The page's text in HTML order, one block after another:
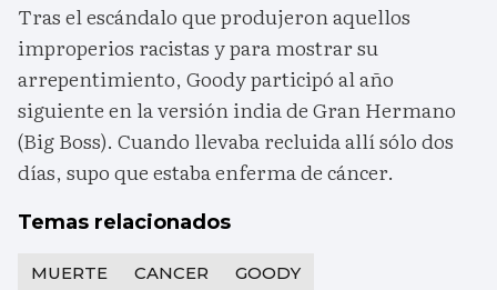
Tras el escándalo que produjeron aquellos
improperios racistas y para mostrar su
arrepentimiento, Goody participó al año
siguiente en la versión india de Gran Hermano
(Big Boss). Cuando llevaba recluida allí sólo dos
días, supo que estaba enferma de cáncer.
Temas relacionados
MUERTE CANCER GOODY